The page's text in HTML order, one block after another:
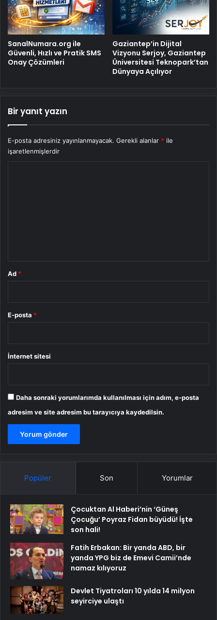
SanalNumara.org ile
Güvenli, Hızlı ve Pratik SMS
Onay Çözümleri
Gaziantep’in Dijital
Vizyonu Serjoy, Gaziantep
Üniversitesi Teknopark’tan
Dünyaya Açılıyor
Bir yanıt yazın
E-posta adresiniz yayınlanmayacak. Gerekli alanlar * ile
işaretlenmişlerdir
Ad *
E-posta *
İnternet sitesi
Daha sonraki yorumlarımda kullanılması için adım, e-posta
adresim ve site adresim bu tarayıcıya kaydedilsin.
Popüler Son Yorumlar
Çocuktan Al Haberi’nin ‘Güneş
Çocuğu’ Poyraz Fidan büyüdü! İşte
son hali!
Fatih Erbakan: Bir yanda ABD, bir
yanda YPG biz de Emevi Camii’nde
namaz kılıyoruz
Devlet Tiyatroları 10 yılda 14 milyon
seyirciye ulaştı